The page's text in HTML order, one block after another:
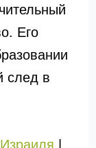
Его
след в